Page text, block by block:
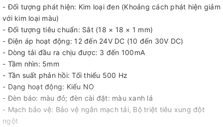
- Đối tượng phát hiện: Kim loại đen (Khoảng cách phát hiện giảm
với kim loại màu)
- Đối tượng tiêu chuẩn: Sắt (18 × 18 × 1 mm)
- Điện áp hoạt động: 12 đến 24V DC (10 đến 30V DC)
- Dòng tải đầu ra chịu được: 3 đến 100mA
- Tầm nhìn: 5mm
- Tần suất phản hồi: Tối thiểu 500 Hz
- Dạng hoạt động: Kiểu NO
- Đèn báo: màu đỏ; đèn cài đặt: màu xanh lá
- Mạch bảo vệ: Bảo vệ ngắn mạch tải, Bộ triệt tiêu xung đột
ngột